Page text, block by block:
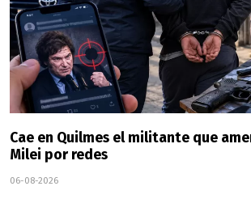
Cae en Quilmes el militante que
Milei por redes
06-08-2026